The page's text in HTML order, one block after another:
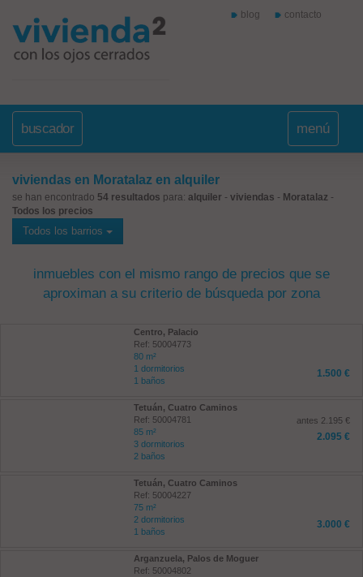
blog contacto
buscador menú
viviendas en Moratalaz en alquiler
se han encontrado 54 resultados para: alquiler - viviendas - Moratalaz -
Todos los precios
Todos los barrios
inmuebles con el mismo rango de precios que se
aproximan a su criterio de búsqueda por zona
Centro, Palacio
Ref: 50004773
80 m²
1 dormitorios
1 baños
1.500 €
Tetuán, Cuatro Caminos
Ref: 50004781
85 m²
3 dormitorios
2 baños
antes 2.195 €
2.095 €
Tetuán, Cuatro Caminos
Ref: 50004227
75 m²
2 dormitorios
1 baños
3.000 €
Arganzuela, Palos de Moguer
Ref: 50004802